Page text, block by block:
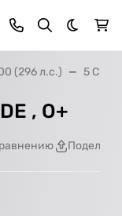
Темная
(296 л.с.) 5
, О+